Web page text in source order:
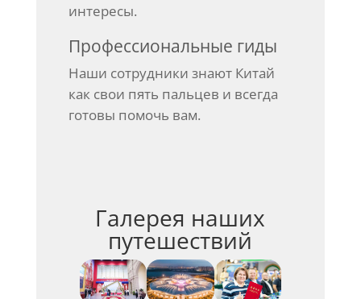
интересы.
Профессиональные гиды
Наши сотрудники знают Китай
как свои пять пальцев и всегда
готовы помочь вам.
Галерея наших
путешествий